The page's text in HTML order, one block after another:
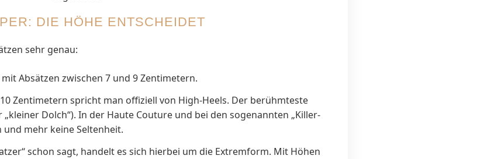
DIE HÖHE ENTSCHEIDET
sehr genau:
Absätzen zwischen 7 und 9 Zentimetern.
Zentimetern spricht man offiziell von High-Heels. Der berühmteste
Dolch“). In der Haute Couture und bei den sogenannten „Killer-
und mehr keine Seltenheit.
schon sagt, handelt es sich hierbei um die Extremform. Mit Höhen